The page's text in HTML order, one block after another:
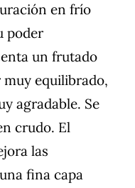
en frío
poder
un frutado
equilibrado,
agradable. Se
crudo. El
las
fina capa